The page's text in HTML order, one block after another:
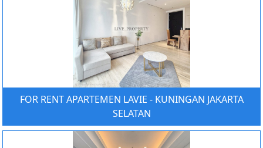
FOR RENT APARTEMEN LAVIE - KUNINGAN JAKARTA
SELATAN